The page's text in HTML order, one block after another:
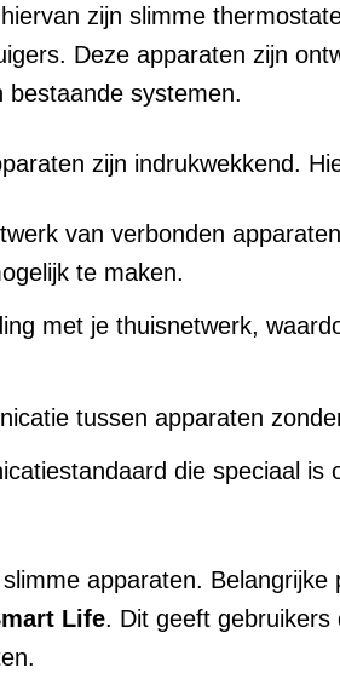
zijn slimme
Deze apparaten zijn
bestaande systemen.
zijn indrukwekkend.
van verbonden
te maken.
met je thuisnetwerk,
tussen apparaten
die speciaal is
apparaten. Belangrijke
Life. Dit geeft gebruikers